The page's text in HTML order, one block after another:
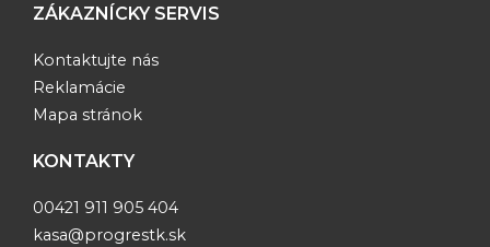
ZÁKAZNÍCKY SERVIS
Kontaktujte nás
Reklamácie
Mapa stránok
KONTAKTY
00421 911 905 404
kasa@progrestk.sk